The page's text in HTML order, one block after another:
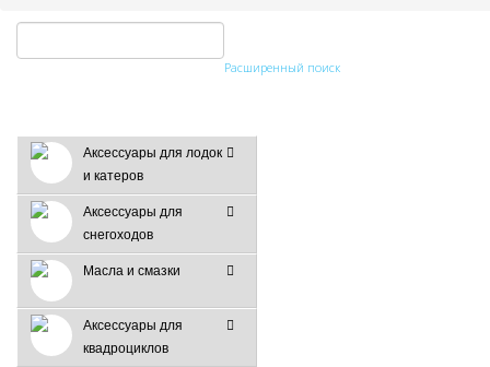
Расширенный поиск
Аксессуары для лодок
и катеров
Аксессуары для
снегоходов
Масла и смазки
Аксессуары для
квадроциклов